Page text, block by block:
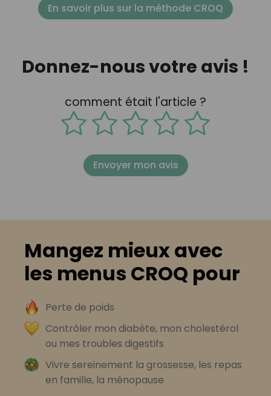
En savoir plus sur la méthode CROQ
Donnez-nous votre avis !
comment était l'article ?
Envoyer mon avis
Mangez mieux avec
les menus CROQ pour
Perte de poids
Contrôler mon diabète, mon cholestérol
ou mes troubles digestifs
Vivre sereinement la grossesse, les repas
en famille, la ménopause